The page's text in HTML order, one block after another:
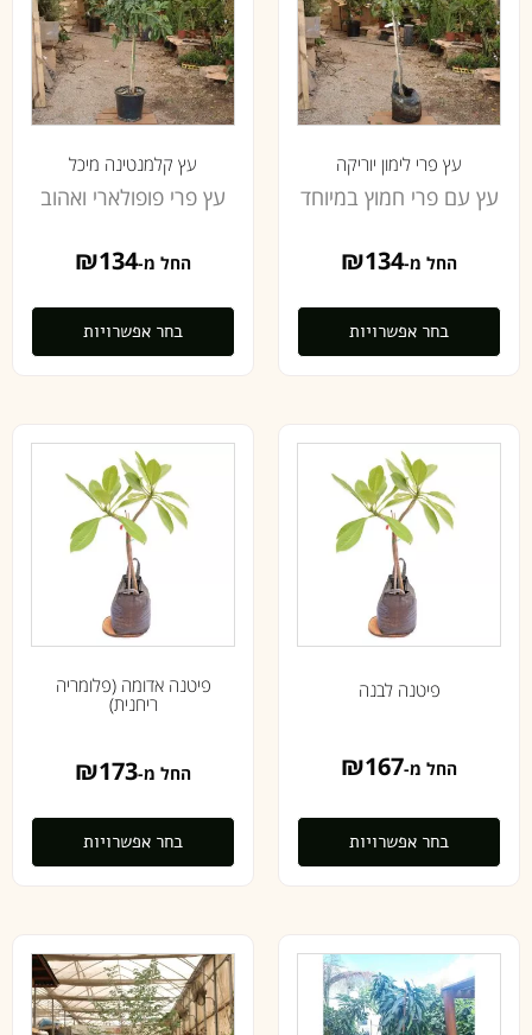
עץ פרי לימון יוריקה
עץ עם פרי חמוץ במיוחד
החל מ- ₪134
בחר אפשרויות
עץ קלמנטינה מיכל
עץ פרי פופולארי ואהוב
החל מ- ₪134
בחר אפשרויות
פיטנה לבנה
החל מ- ₪167
בחר אפשרויות
פיטנה אדומה (פלומריה
ריחנית)
החל מ- ₪173
בחר אפשרויות